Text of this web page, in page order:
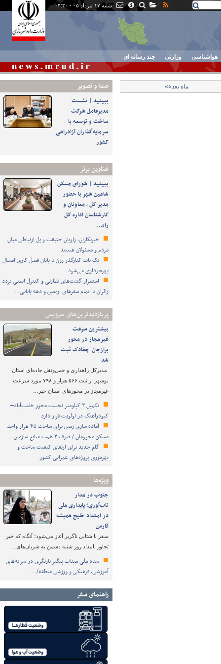
شنبه ۱۷ مرداد ۰۵ - ۰۴:۳۰
هواشناسی وزارتی چند رسانه ای
صدا و تصوير
ببینید | نشست
مدیرعامل شرکت
ساخت و توسعه با
سرمایه‌گذاران آزادراهی
کشور
عناوین برتر
ببینید | شورای مسکن
شاهین شهر با حضور
مدیر کل ، معاونان و
کارشناسان اداره کل
راه…
خبرنگاران، راویان حقیقت و پل ارتباطی میان
مردم و مسئولان هستند
یک باند کنارگذر رزن تا پایان فصل کاری امسال
بهره‌برداری می‌شود
استمرار گشت‌های نظارتی و کنترل ایمنی تردد
زائران تا اتمام سفرهای اربعین و دهه پایانی…
پربازدیدترین‌های سرویس
بیشترین سرعت
غیرمجاز در محور
برازجان-چغادک ثبت
شد
مدیرکل راهداری و حمل‌ونقل جاده‌ای استان
بوشهر از ثبت ۵۶۶ هزار و ۷۹۸ مورد سرعت
غیرمجاز در محورهای استان خبر…
تکمیل ۳ کیلومتر نخست محور خلعت‌آباد–
کبودرآهنگ در اولویت قرار دارد
آماده سازی زمین برای ساخت ۴۵ هزار واحد
مسکن محرومان / صرف ۳ همت منابع سازمان…
گام جدید برای ارتقای کیفیت ساخت و
بهره‌وری پروژه‌های عمرانی کشور
ویژه‌ها
جنوب در مدار
تاب‌آوری؛ پایداری ملی
در امتداد خلیج همیشه
فارس
سفر با شتابی ناگزیر آغاز می‌شود؛ آنگاه که خبر
تجاوز بامداد روز شنبه دشمن به شریان‌های…
ستاد ملی میناب پیگیر بازنگری در سرانه‌های
آموزشی، فرهنگی و ورزشی منطقه/…
راهنمای سفر
ماه بعد»»